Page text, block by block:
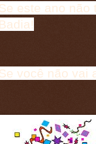
este ano não
Badia!
você não vai